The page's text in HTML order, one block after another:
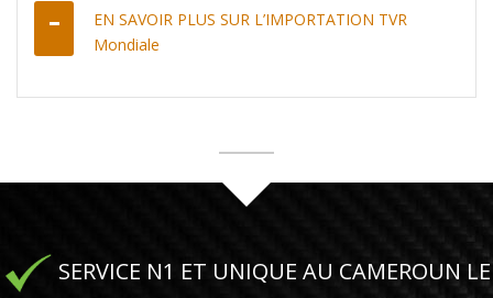
EN SAVOIR PLUS SUR L’IMPORTATION TVR
Mondiale
SERVICE N1 ET UNIQUE AU CAMEROUN LE